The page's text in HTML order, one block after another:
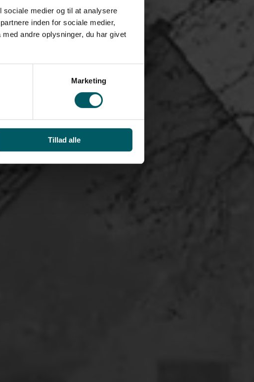
medier og til at analysere
inden for sociale medier,
andre oplysninger, du har givet
Marketing
Tillad alle